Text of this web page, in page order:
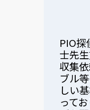
PIO探
士先
収集
ブル
しい
って